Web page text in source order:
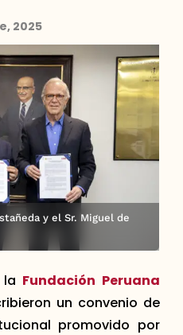
2025
y el Sr. Miguel de
la Fundación Peruana
un convenio de
promovido por